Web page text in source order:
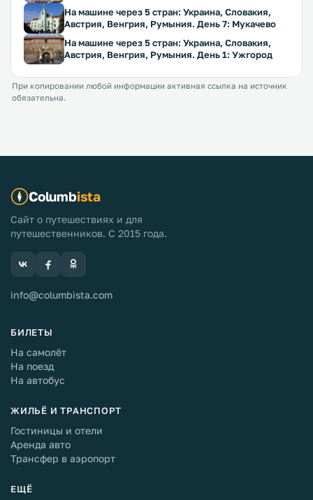
На машине через 5 стран: Украина, Словакия,
Австрия, Венгрия, Румыния. День 7: Мукачево
На машине через 5 стран: Украина, Словакия,
Австрия, Венгрия, Румыния. День 1: Ужгород
При копировании любой информации активная ссылка на источник
обязательна.
Columbista
Сайт о путешествиях и для
путешественников. С 2015 года.
info@columbista.com
БИЛЕТЫ
На самолёт
На поезд
На автобус
ЖИЛЬЁ И ТРАНСПОРТ
Гостиницы и отели
Аренда авто
Трансфер в аэропорт
ЕЩЁ